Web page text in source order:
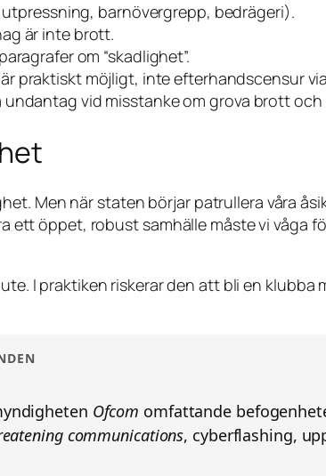
barnövergrepp, bedrägeri).
är inte brott.
om “skadlighet”.
praktiskt möjligt, inte efterhandscensur
vid misstanke om grova brott
Men när staten börjar patrullera våra
ett öppet, robust samhälle måste vi våga
I praktiken riskerar den att bli en
Ofcom omfattande
communications, cyberflashing,